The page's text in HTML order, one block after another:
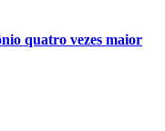
quatro vezes maior